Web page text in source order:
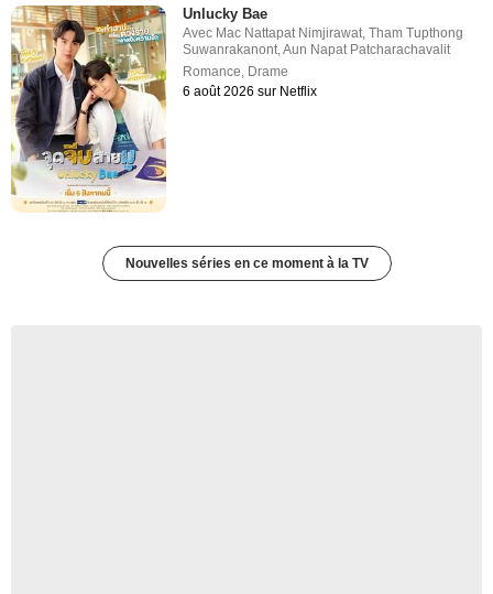
Unlucky Bae
Avec Mac Nattapat Nimjirawat,Tham Tupthong
Suwanrakanont,Aun Napat Patcharachavalit
Romance, Drame
6 août 2026 sur Netflix
Nouvelles séries en ce moment à la TV